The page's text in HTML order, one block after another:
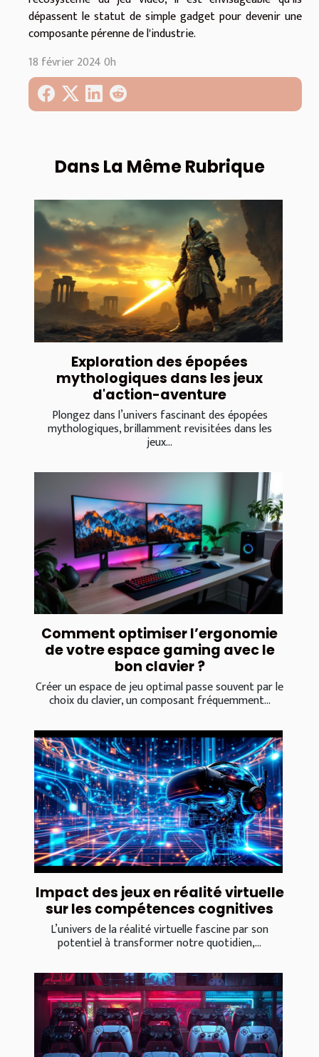
Dans La Même Rubrique
Exploration des épopées
mythologiques dans les jeux
d'action-aventure
Plongez dans l’univers fascinant des épopées
mythologiques, brillamment revisitées dans les
jeux...
Comment optimiser l’ergonomie
de votre espace gaming avec le
bon clavier ?
Créer un espace de jeu optimal passe souvent par le
choix du clavier, un composant fréquemment...
Impact des jeux en réalité virtuelle
sur les compétences cognitives
L’univers de la réalité virtuelle fascine par son
potentiel à transformer notre quotidien,...
dépassent le statut de simple gadget pour devenir une
composante pérenne de l'industrie.
18 février 2024 0h